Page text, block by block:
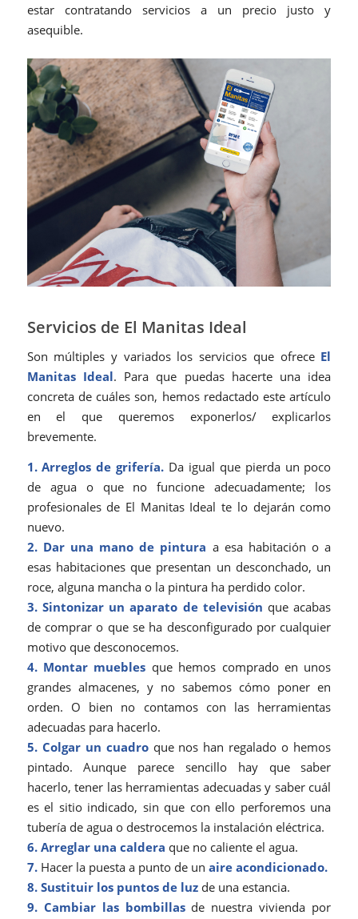
estar contratando servicios a un precio justo y
asequible.
Servicios de El Manitas Ideal
Son múltiples y variados los servicios que ofrece El
Manitas Ideal. Para que puedas hacerte una idea
concreta de cuáles son, hemos redactado este artículo
en el que queremos exponerlos/ explicarlos
brevemente.
1. Arreglos de grifería. Da igual que pierda un poco
de agua o que no funcione adecuadamente; los
profesionales de El Manitas Ideal te lo dejarán como
nuevo.
2. Dar una mano de pintura a esa habitación o a
esas habitaciones que presentan un desconchado, un
roce, alguna mancha o la pintura ha perdido color.
3. Sintonizar un aparato de televisión que acabas
de comprar o que se ha desconfigurado por cualquier
motivo que desconocemos.
4. Montar muebles que hemos comprado en unos
grandes almacenes, y no sabemos cómo poner en
orden. O bien no contamos con las herramientas
adecuadas para hacerlo.
5. Colgar un cuadroque nos han regalado o hemos
pintado. Aunque parece sencillo hay que saber
hacerlo, tener las herramientas adecuadas y saber cuál
es el sitio indicado, sin que con ello perforemos una
tubería de agua o destrocemos la instalación eléctrica.
6. Arreglar una caldera que no caliente el agua.
7.Hacer la puesta a punto de un aire acondicionado.
8. Sustituir los puntos de luzde una estancia.
9. Cambiar las bombillasde nuestra vivienda por